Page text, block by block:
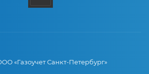
«Газоучет Санкт-Петербург»